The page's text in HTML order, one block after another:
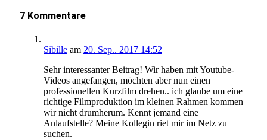
7 Kommentare
Sibille am 20. Sep.. 2017 14:52
Sehr interessanter Beitrag! Wir haben mit Youtube-
Videos angefangen, möchten aber nun einen
professionellen Kurzfilm drehen.. ich glaube um eine
richtige Filmproduktion im kleinen Rahmen kommen
wir nicht drumherum. Kennt jemand eine
Anlaufstelle? Meine Kollegin riet mir im Netz zu
suchen.